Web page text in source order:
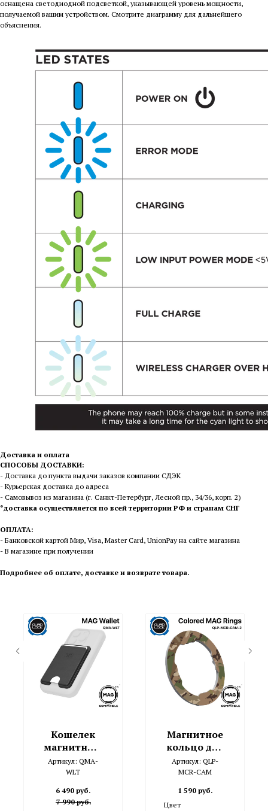
оснащена светодиодной подсветкой, указывающей уровень мощности,
получаемой вашим устройством. Смотрите диаграмму для дальнейшего
объяснения.
Доставка и оплата
СПОСОБЫ ДОСТАВКИ:
- Доставка до пункта выдачи заказов компании СДЭК
- Курьерская доставка до адреса
- Самовывоз из магазина (г. Санкт-Петербург, Лесной пр., 34/36, корп. 2)
*доставка осуществляется по всей территории РФ и странам СНГ
ОПЛАТА:
- Банковской картой Мир, Visa, Master Card, UnionPay на сайте магазина
- В магазине при получении
Подробнее об оплате, доставке и возврате товара.
Кошелек
магнитный
Quad Lock
Mag
Артикул: QMA-
WLT
6 490 руб.
7 990 руб.
Магнитное
кольцо для
чехла Quad
Lock MAG
Артикул: QLP-
MCR-CAM
1 590 руб.
Цвет